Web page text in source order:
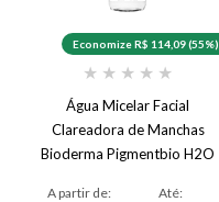
Economize R$ 114,09 (55%)
★ ★ ★ ★ ★
Água Micelar Facial
Clareadora de Manchas
Bioderma Pigmentbio H2O
A partir de:
Até: